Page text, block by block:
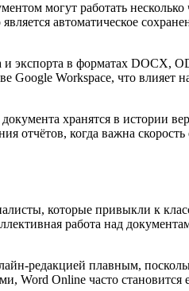
могут работать
автоматическое
экспорта в форматах DOCX,
Google Workspace, что влияет
хранятся в истории
отчётов, когда важна
которые привыкли к
работа над
редакцией плавным,
Word Online часто становится